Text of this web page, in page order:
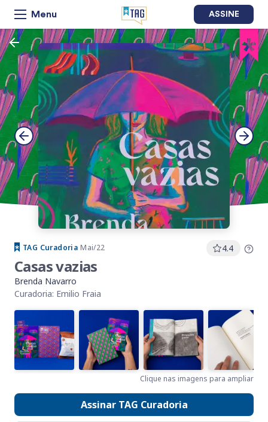
Menu ASSINE
TAG Curadoria Mai/22 4.4
Casas vazias
Brenda Navarro
Curadoria: Emilio Fraia
Clique nas imagens para ampliar
Assinar TAG Curadoria